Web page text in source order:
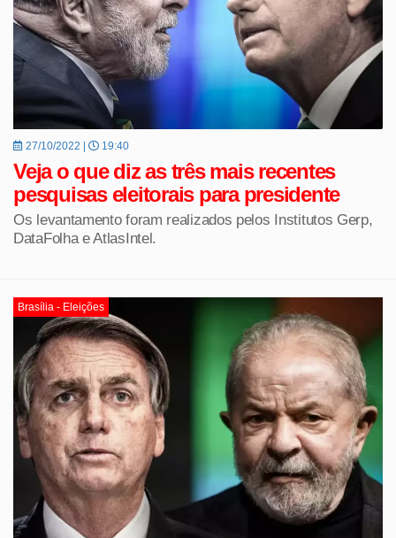
27/10/2022 | 19:40
Veja o que diz as três mais recentes
pesquisas eleitorais para presidente
Os levantamento foram realizados pelos Institutos Gerp,
DataFolha e AtlasIntel.
Brasília - Eleições